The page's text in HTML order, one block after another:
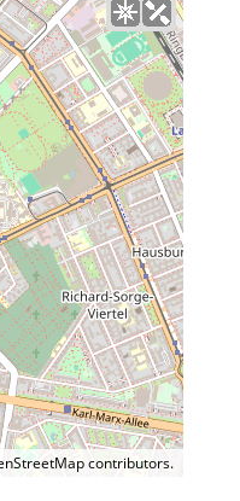
contributors.